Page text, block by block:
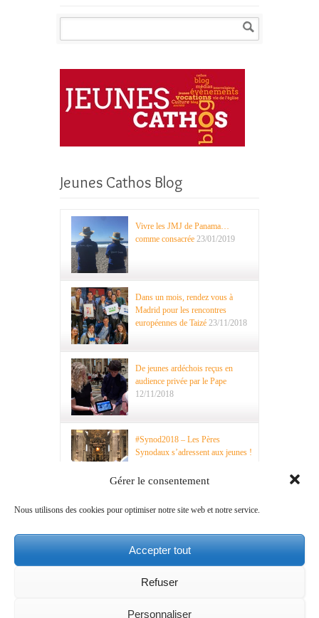
Gérer le consentement
Nous utilisons des cookies pour optimiser notre site web et notre service.
Accepter tout
Refuser
Personnaliser
Jeunes Cathos Blog
Vivre les JMJ de Panama…
comme consacrée 23/01/2019
Dans un mois, rendez vous à
Madrid pour les rencontres
européennes de Taizé 23/11/2018
De jeunes ardéchois reçus en
audience privée par le Pape
12/11/2018
#Synod2018 – Les Pères
Synodaux s’adressent aux jeunes !
Saint Paul… VI ! 15/10/2018